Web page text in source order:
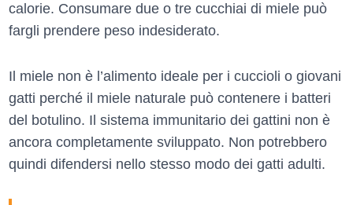
calorie. Consumare due o tre cucchiai di miele può
fargli prendere peso indesiderato.
Il miele non è l’alimento ideale per i cuccioli o giovani
gatti perché il miele naturale può contenere i batteri
del botulino. Il sistema immunitario dei gattini non è
ancora completamente sviluppato. Non potrebbero
quindi difendersi nello stesso modo dei gatti adulti.